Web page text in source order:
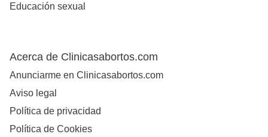
Educación sexual
Acerca de Clinicasabortos.com
Anunciarme en Clinicasabortos.com
Aviso legal
Política de privacidad
Política de Cookies